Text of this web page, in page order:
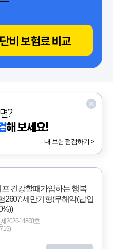
비 보험료 비교
?
해 보세요!
내 보험 점검하기 >
건강할때가입하는 행복
2607:세만기형(무해약(납입
2026-14860호